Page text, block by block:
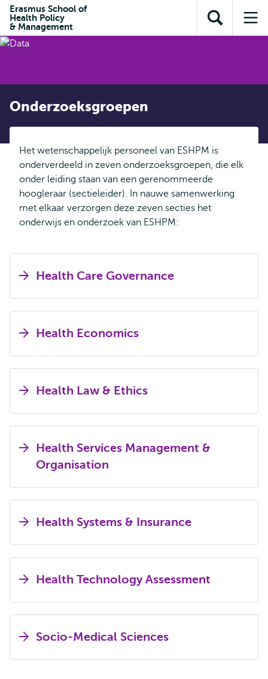
inhoud
Direct naar
subnavigatie
Erasmus School of
Health Policy
& Management
Toon
zoekveld
Onderzoeksgroepen
Het wetenschappelijk personeel van ESHPM is
onderverdeeld in zeven onderzoeksgroepen, die elk
onder leiding staan van een gerenommeerde
hoogleraar (sectieleider). In nauwe samenwerking
met elkaar verzorgen deze zeven secties het
onderwijs en onderzoek van ESHPM:
Health Care Governance
Health Economics
Health Law & Ethics
Health Services Management &
Organisation
Health Systems & Insurance
Health Technology Assessment
Socio-Medical Sciences